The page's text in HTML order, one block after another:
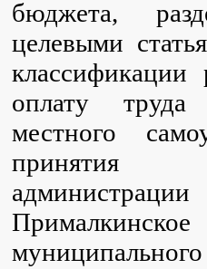
бюджета,
целевыми
оплату труда
местного
принятия